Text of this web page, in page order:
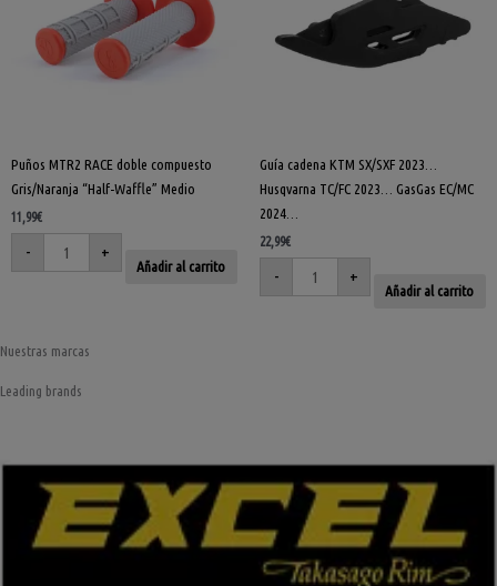
Puños MTR2 RACE doble compuesto
Gris/Naranja “Half-Waffle” Medio
11,99€
-
Waffle"
Medio
cantidad
+
Añadir al carrito
Guía cadena KTM SX/SXF 2023…
Husqvarna TC/FC 2023… GasGas EC/MC
2024…
22,99€
-
2023…
GasGas
EC/MC
2024...
+
Añadir al carrito
Nuestras marcas
Leading brands